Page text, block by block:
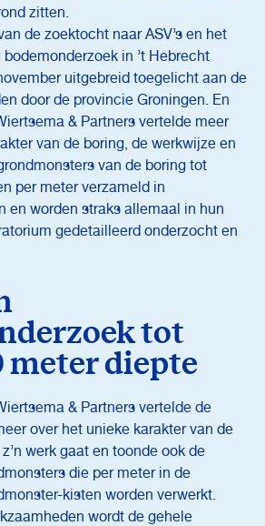
zitten.
de zoektocht naar ASV’s en het
in ’t Hebrecht
uitgebreid toegelicht aan de
door de provincie Groningen. En
& Partners vertelde meer
van de boring, de werkwijze en
van de boring tot
per meter verzameld in
en worden straks allemaal in hun
gedetailleerd onderzocht en
tot
meter diepte
& Partners vertelde de
over het unieke karakter van de
werk gaat en toonde ook de
die per meter in de
kisten worden verwerkt.
wordt de gehele